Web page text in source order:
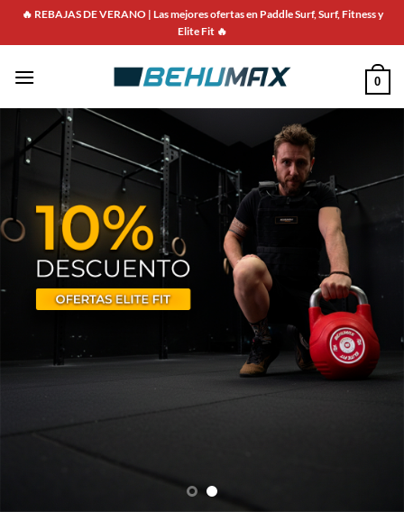
Saltar🔥 REBAJAS DE VERANO | Las mejores ofertas en Paddle Surf, Surf, Fitness y
Elite Fit 🔥
0